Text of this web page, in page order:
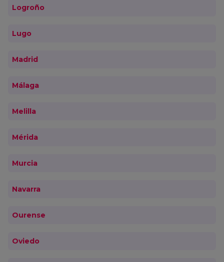
Logroño
Lugo
Madrid
Málaga
Melilla
Mérida
Murcia
Navarra
Ourense
Oviedo